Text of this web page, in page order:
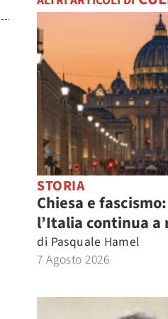
STORIA
Chiesa e
l’Italia continua a
di Pasquale Hamel
7 Agosto 2026